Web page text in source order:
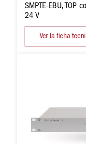
SMPTE-EBU, TOP
24 V
Ver la ficha